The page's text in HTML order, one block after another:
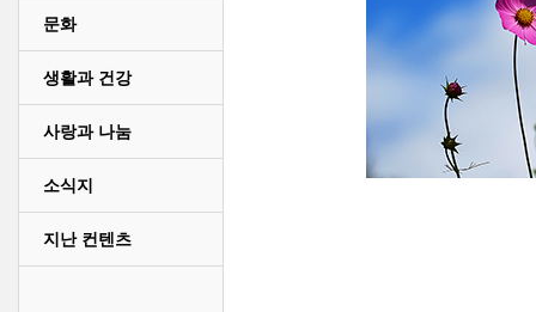
문화
생활과 건강
사랑과 나눔
소식지
지난 컨텐츠